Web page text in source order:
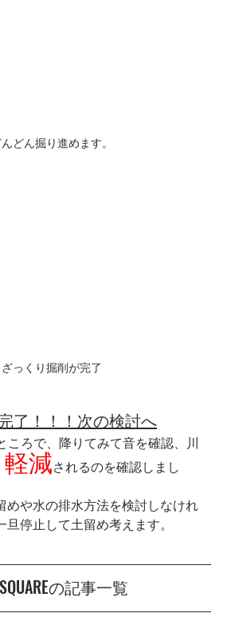
どん掘り進めます。
ざっくり掘削が完了
了！！！次の検討へ
ころで、降りてみて音を確認、川
減されるのを確認しまし
めや水の排水方法を検討しなけれ
停止して土留め考えます。
の記事一覧